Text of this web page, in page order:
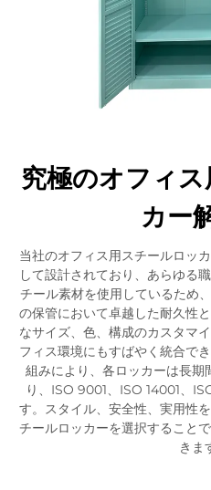
究極のオフィ
カー
当社のオフィス用スチールロッ
して設計されており、あらゆる
チール素材を使用しているた
の保管において卓越した耐久性
なサイズ、色、構成のカスタマ
フィス環境にもすばやく統合で
組みにより、各ロッカーは長期
り、ISO 9001、ISO 14001、
す。スタイル、安全性、実用性
チールロッカーを選択すること
きま